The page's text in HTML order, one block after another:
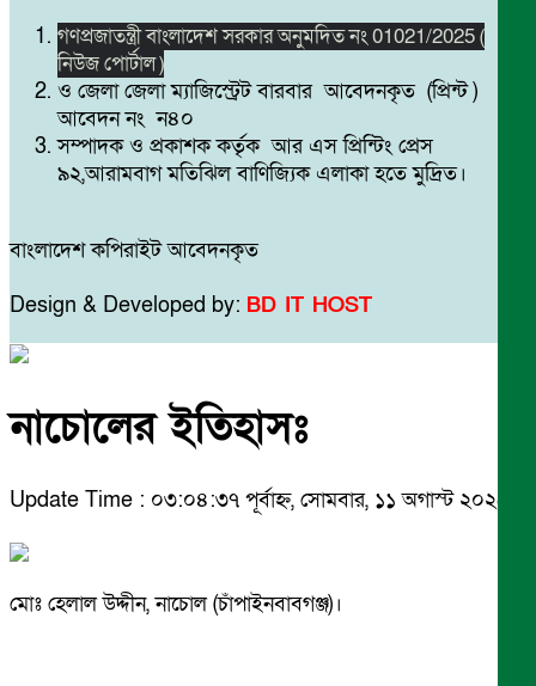
গণপ্রজাতন্ত্রী বাংলাদেশ সরকার অনুমদিত নং 01021/2025 (
নিউজ পোর্টাল )
ও জেলা জেলা ম্যাজিস্ট্রেট বারবার আবেদনকৃত (প্রিন্ট )
আবেদন নং ন৪০
সম্পাদক ও প্রকাশক কর্তৃক আর এস প্রিন্টিং প্রেস
৯২,আরামবাগ মতিঝিল বাণিজ্যিক এলাকা হতে মুদ্রিত।
বাংলাদেশ কপিরাইট আবেদনকৃত
Design & Developed by: BD IT HOST
নাচোলের ইতিহাসঃ
Update Time : ০৩:০৪:৩৭ পূর্বাহ্ন, সোমবার, ১১ অগাস্ট ২০২৫
মোঃ হেলাল উদ্দীন, নাচোল (চাঁপাইনবাবগঞ্জ)।